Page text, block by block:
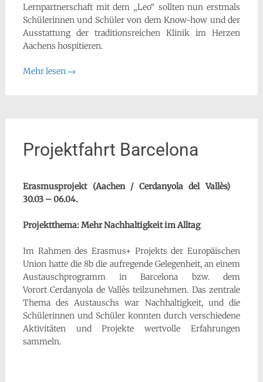
Lernpartnerschaft mit dem „Leo“ sollten nun erstmals
Schülerinnen und Schüler von dem Know-how und der
Ausstattung der traditionsreichen Klinik im Herzen
Aachens hospitieren.
Mehr lesen →
Projektfahrt Barcelona
Erasmusprojekt (Aachen / Cerdanyola del Vallès)
30.03 – 06.04.
Projektthema: Mehr Nachhaltigkeit im Alltag
Im Rahmen des Erasmus+ Projekts der Europäischen
Union hatte die 8b die aufregende Gelegenheit, an einem
Austauschprogramm in Barcelona bzw. dem
Vorort Cerdanyola de Vallès teilzunehmen. Das zentrale
Thema des Austauschs war Nachhaltigkeit, und die
Schülerinnen und Schüler konnten durch verschiedene
Aktivitäten und Projekte wertvolle Erfahrungen
sammeln.